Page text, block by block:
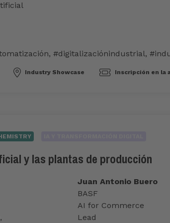
, #digitalizaciónindustrial,
Industry Showcase Inscripción en la
y las plantas de producción
Juan Antonio Buero
BASF
AI for Commerce
Lead